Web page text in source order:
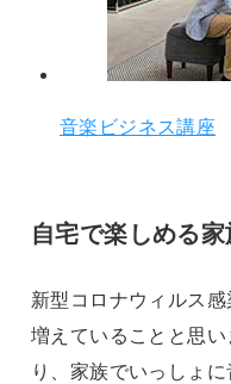
音楽ビジネス講座
自宅で楽しめる
新型コロナウィルス
増えていることと思
り、家族でいっしょ